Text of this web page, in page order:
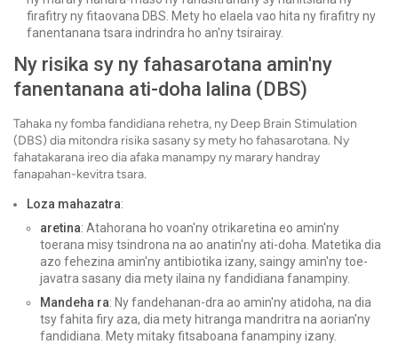
firafitry ny fitaovana DBS. Mety ho elaela vao hita ny firafitry ny
fanentanana tsara indrindra ho an'ny tsirairay.
Ny risika sy ny fahasarotana amin'ny
fanentanana ati-doha lalina (DBS)
Tahaka ny fomba fandidiana rehetra, ny Deep Brain Stimulation
(DBS) dia mitondra risika sasany sy mety ho fahasarotana. Ny
fahatakarana ireo dia afaka manampy ny marary handray
fanapahan-kevitra tsara.
Loza mahazatra:
aretina: Atahorana ho voan'ny otrikaretina eo amin'ny
toerana misy tsindrona na ao anatin'ny ati-doha. Matetika dia
azo fehezina amin'ny antibiotika izany, saingy amin'ny toe-
javatra sasany dia mety ilaina ny fandidiana fanampiny.
Mandeha ra: Ny fandehanan-dra ao amin'ny atidoha, na dia
tsy fahita firy aza, dia mety hitranga mandritra na aorian'ny
fandidiana. Mety mitaky fitsaboana fanampiny izany.